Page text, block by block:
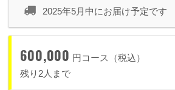
2025年5月中にお届け予定です
600,000 円コース（税込）
残り2人まで